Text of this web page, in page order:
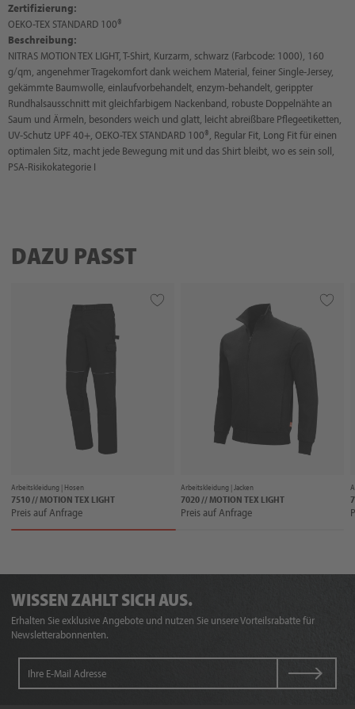
Zertifizierung:
OEKO-TEX STANDARD 100®
Beschreibung:
NITRAS MOTION TEX LIGHT, T-Shirt, Kurzarm, schwarz (Farbcode: 1000), 160
g/qm, angenehmer Tragekomfort dank weichem Material, feiner Single-Jersey,
gekämmte Baumwolle, einlaufvorbehandelt, enzym-behandelt, gerippter
Rundhalsausschnitt mit gleichfarbigem Nackenband, robuste Doppelnähte an
Saum und Ärmeln, besonders weich und glatt, leicht abreißbare Pflegeetiketten,
UV-Schutz UPF 40+, OEKO-TEX STANDARD 100®, Regular Fit, Long Fit für einen
optimalen Sitz, macht jede Bewegung mit und das Shirt bleibt, wo es sein soll,
PSA-Risikokategorie I
DAZU PASST
Arbeitskleidung | Hosen
7510 // MOTION TEX LIGHT
Preis auf Anfrage
Arbeitskleidung |Jacken
7020 // MOTION TEX LIGHT
Preis auf Anfrage
WISSEN ZAHLT SICH AUS.
Erhalten Sie exklusive Angebote und nutzen Sie unsere Vorteilsrabatte für
Newsletterabonnenten.